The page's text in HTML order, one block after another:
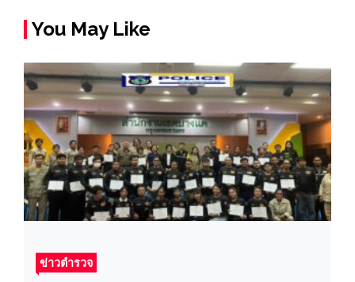
You May Like
ข่าวตำรวจ